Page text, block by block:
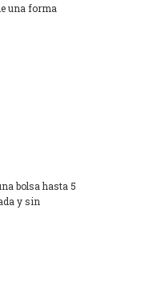
una forma
bolsa hasta 5
y sin